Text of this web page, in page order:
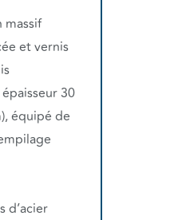
massif
et vernis
30
équipé de
d’acier